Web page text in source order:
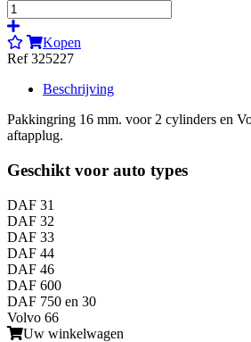
Kopen
Ref 325227
Beschrijving
Pakkingring 16 mm. voor 2 cylinders en
aftapplug.
Geschikt voor auto types
DAF 31
DAF 32
DAF 33
DAF 44
DAF 46
DAF 600
DAF 750 en 30
Volvo 66
Uw winkelwagen